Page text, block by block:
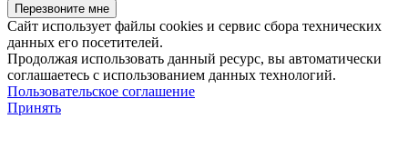
Сайт использует файлы cookies и сервис сбора технических
данных его посетителей.
Продолжая использовать данный ресурс, вы автоматически
соглашаетесь с использованием данных технологий.
Пользовательское соглашение
Принять